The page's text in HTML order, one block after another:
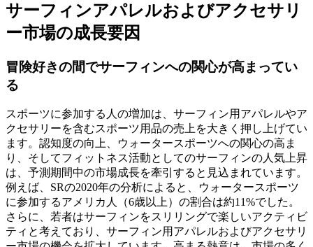
サーフィンアパレルおよびアクセサリ
ー市場の成長要因
冒険好きの間でサーフィンへの関心が高まってい
る
スポーツに参加する人の増加は、サーフィン用アパレルやア
クセサリーを含むスポーツ用品の売上を大きく押し上げてい
ます。認知度の向上、ウォータースポーツへの関心の高ま
り、そしてフィットネス活動としてのサーフィンの人気上昇
は、予測期間中の市場成長を牽引すると見込まれています。
例えば、SRの2020年の分析によると、ウォータースポーツ
に参加するアメリカ人（6歳以上）の割合は約11%でした。
さらに、若者はサーフィンをスリリングで楽しいアクティビ
ティと考えており、サーフィン用アパレルおよびアクセサリ